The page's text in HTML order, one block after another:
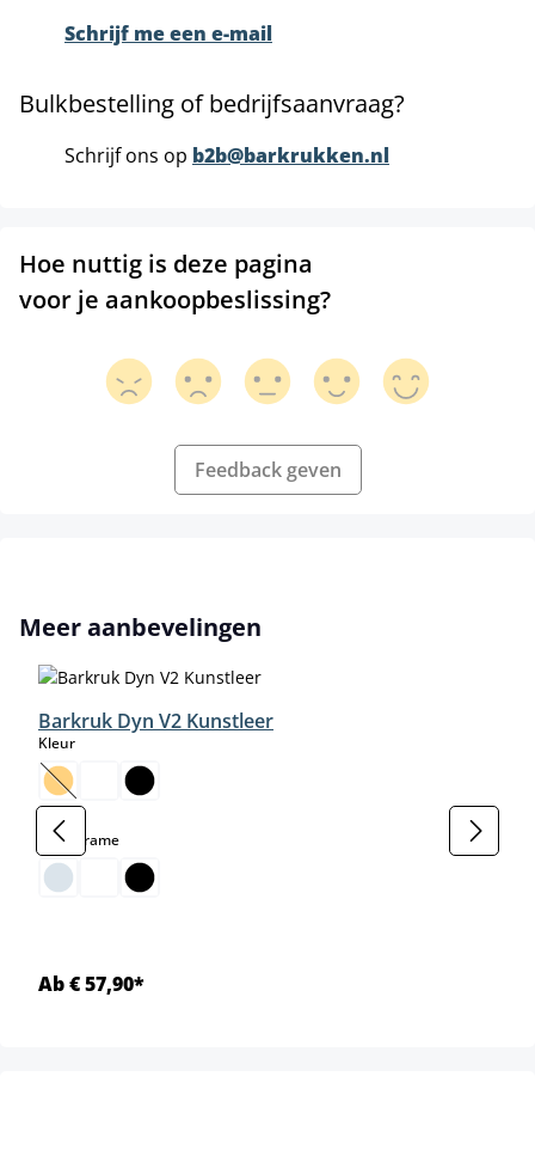
Schrijf me een e-mail
Bulkbestelling of bedrijfsaanvraag?
Schrijf ons op b2b@barkrukken.nl
Hoe nuttig is deze pagina
voor je aankoopbeslissing?
Feedback geven
Productgalerij overslaan
Meer aanbevelingen
Barkruk Dyn V2 Kunstleer
Kleurselect
(Deze optie is momenteel niet beschikbaar.)
Kleur frameselect
Ab € 57,90*